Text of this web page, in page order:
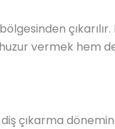
vermek hem
çıkarma